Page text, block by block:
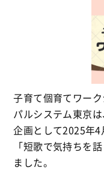
子育て個育てワー
パルシステム東京
企画として2025年
「短歌で気持ちを
ました。